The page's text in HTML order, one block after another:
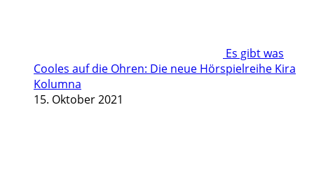
Es gibt was
Cooles auf die Ohren: Die neue Hörspielreihe Kira
Kolumna
15. Oktober 2021